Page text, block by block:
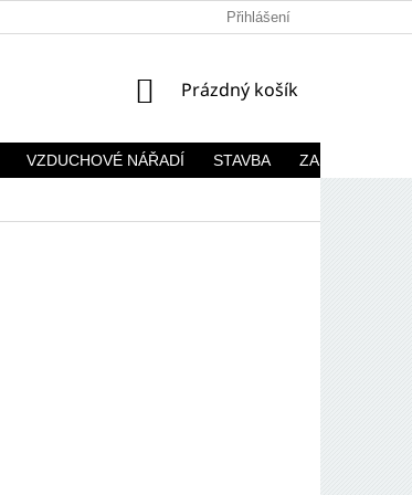
Přihlášení
NÁKUPNÍ
Prázdný košík
VZDUCHOVÉ NÁŘADÍ STAVBA ZAHRADA